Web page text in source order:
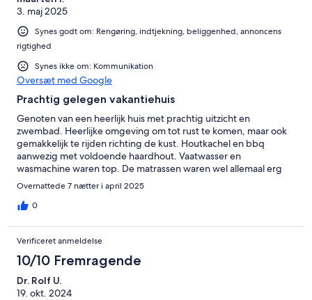
3. maj 2025
Synes godt om: Rengøring, indtjekning, beliggenhed, annoncens
rigtighed
Synes ikke om: Kommunikation
Oversæt med Google
Prachtig gelegen vakantiehuis
Genoten van een heerlijk huis met prachtig uitzicht en
zwembad. Heerlijke omgeving om tot rust te komen, maar ook
gemakkelijk te rijden richting de kust. Houtkachel en bbq
aanwezig met voldoende haardhout. Vaatwasser en
wasmachine waren top. De matrassen waren wel allemaal erg
hard waar wij allen last van hadden. We vonden het jammer dat
we de eigenaar niet hebben gezien of gesproken. Verder een
heerlijke week gahad.
Overnattede 7 nætter i april 2025
0
Verificeret anmeldelse
10/10 Fremragende
Dr. Rolf U.
19. okt. 2024